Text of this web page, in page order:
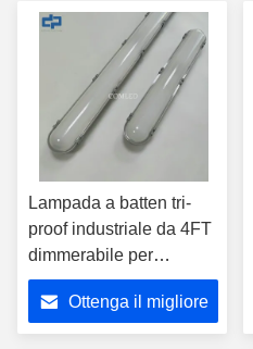
Lampada a batten tri-
proof industriale da 4FT
dimmerabile per
parcheggio,
apparecchio LED
compatto Betten,
Ottenga il migliore